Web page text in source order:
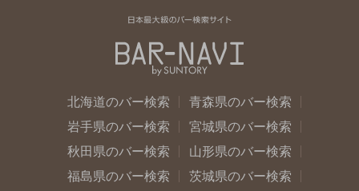
北海道のバー検索
青森県のバー検索
岩手県のバー検索
宮城県のバー検索
秋田県のバー検索
山形県のバー検索
福島県のバー検索
茨城県のバー検索